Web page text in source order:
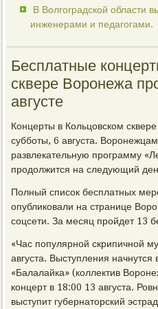
В Волгоградской области
инженерами и педагогами.
Бесплатные
сквере Воронежа
августе
Концерты в Кольцовском
субботы, 6 августа.
развлекательную программу
продолжится на следующий
Полный список бесплатных
опубликовали на странице
соцсети. За месяц пройдет 13
«Час популярной скрипичной
августа. Выступления
«Балалайка» (коллектив
концерт в 18:00 13 августа.
выступит губернаторский